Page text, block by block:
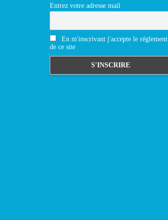
Entrez votre adresse mail
En m'inscrivant j'accepte le réglement
de ce site